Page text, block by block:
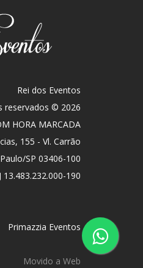
Rei dos Eventos
reservados © 2026
HORA MARCADA
155 - Vl. Carrão
/SP 03406-100
13.483.232.000-190
Primazzia Eventos
Movido a Web